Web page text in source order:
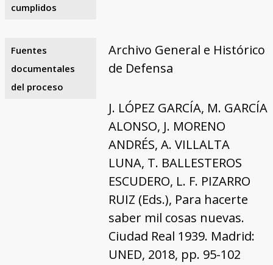
cumplidos
Fuentes
documentales
del proceso
Archivo General e Histórico
de Defensa
J. LÓPEZ GARCÍA, M. GARCÍA
ALONSO, J. MORENO
ANDRÉS, A. VILLALTA
LUNA, T. BALLESTEROS
ESCUDERO, L. F. PIZARRO
RUIZ (Eds.), Para hacerte
saber mil cosas nuevas.
Ciudad Real 1939. Madrid:
UNED, 2018, pp. 95-102